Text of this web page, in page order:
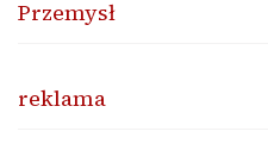
Przemysł
reklama